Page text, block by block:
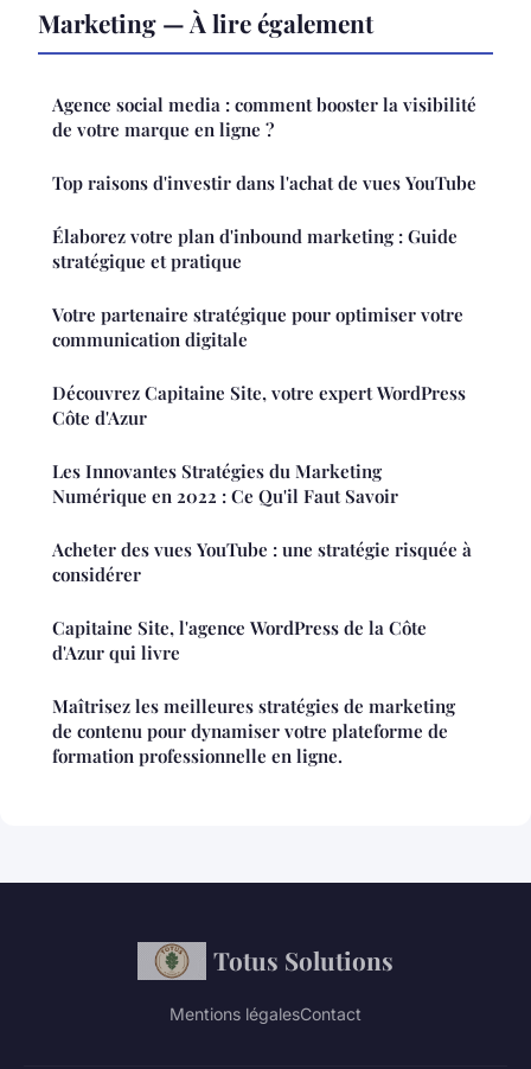
Marketing — À lire également
Agence social media : comment booster la visibilité
de votre marque en ligne ?
Top raisons d'investir dans l'achat de vues YouTube
Élaborez votre plan d'inbound marketing : Guide
stratégique et pratique
Votre partenaire stratégique pour optimiser votre
communication digitale
Découvrez Capitaine Site, votre expert WordPress
Côte d'Azur
Les Innovantes Stratégies du Marketing
Numérique en 2022 : Ce Qu'il Faut Savoir
Acheter des vues YouTube : une stratégie risquée à
considérer
Capitaine Site, l'agence WordPress de la Côte
d'Azur qui livre
Maîtrisez les meilleures stratégies de marketing
de contenu pour dynamiser votre plateforme de
formation professionnelle en ligne.
Totus Solutions
Mentions légalesContact